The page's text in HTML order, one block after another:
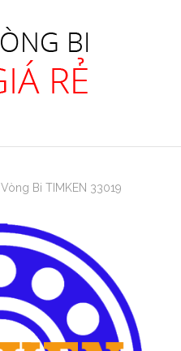
Vòng Bi TIMKEN 33019